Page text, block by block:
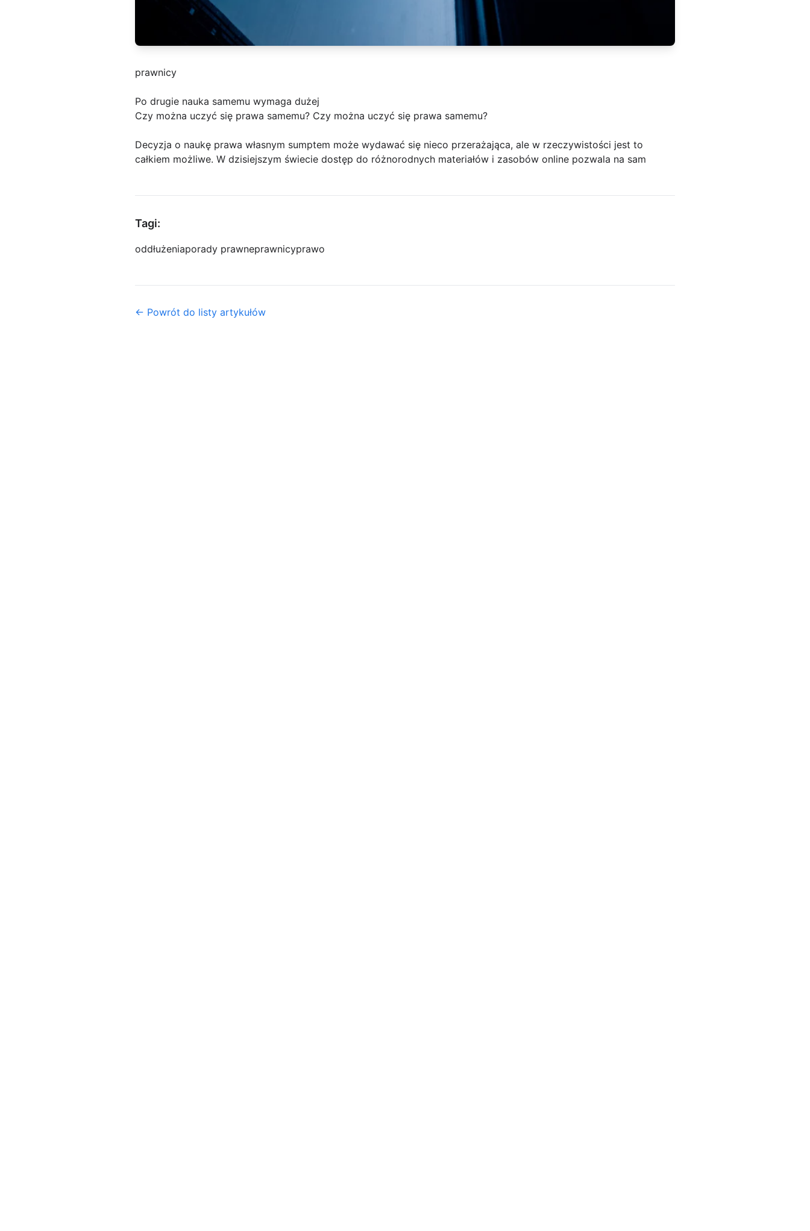
prawnicy
Po drugie nauka samemu wymaga dużej
Czy można uczyć się prawa samemu? Czy można uczyć się prawa samemu?
Decyzja o naukę prawa własnym sumptem może wydawać się nieco przerażająca, ale w rzeczywistości jest to
całkiem możliwe. W dzisiejszym świecie dostęp do różnorodnych materiałów i zasobów online pozwala na sam
Tagi:
oddłużeniaporady prawneprawnicyprawo
← Powrót do listy artykułów